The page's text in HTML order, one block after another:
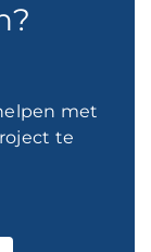
met
te